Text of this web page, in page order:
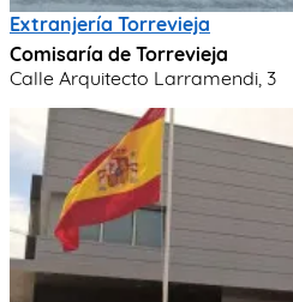
Extranjería Torrevieja
Comisaría de Torrevieja
Calle Arquitecto Larramendi, 3